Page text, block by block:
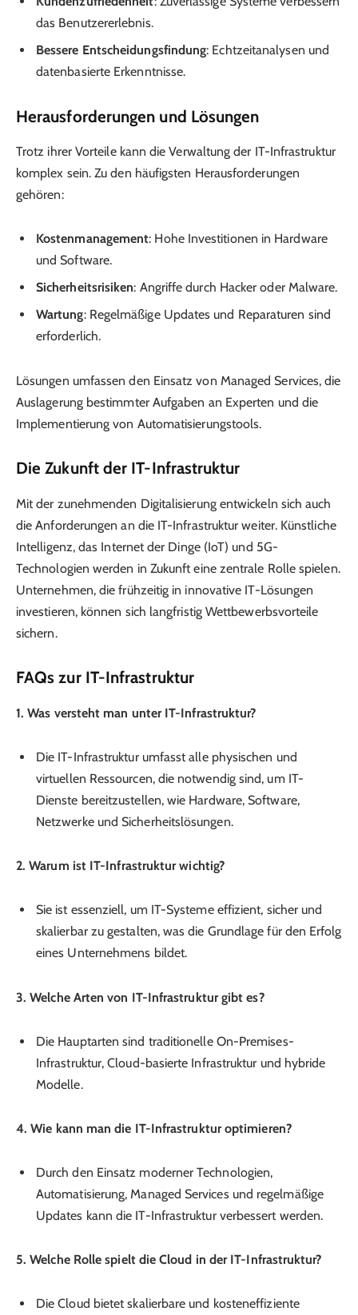
das Benutzererlebnis.
Bessere Entscheidungsfindung: Echtzeitanalysen und
datenbasierte Erkenntnisse.
Herausforderungen und Lösungen
Trotz ihrer Vorteile kann die Verwaltung der IT-Infrastruktur
komplex sein. Zu den häufigsten Herausforderungen
gehören:
Kostenmanagement: Hohe Investitionen in Hardware
und Software.
Sicherheitsrisiken: Angriffe durch Hacker oder Malware.
Wartung: Regelmäßige Updates und Reparaturen sind
erforderlich.
Lösungen umfassen den Einsatz von Managed Services, die
Auslagerung bestimmter Aufgaben an Experten und die
Implementierung von Automatisierungstools.
Die Zukunft der IT-Infrastruktur
Mit der zunehmenden Digitalisierung entwickeln sich auch
die Anforderungen an die IT-Infrastruktur weiter. Künstliche
Intelligenz, das Internet der Dinge (IoT) und 5G-
Technologien werden in Zukunft eine zentrale Rolle spielen.
Unternehmen, die frühzeitig in innovative IT-Lösungen
investieren, können sich langfristig Wettbewerbsvorteile
sichern.
FAQs zur IT-Infrastruktur
1. Was versteht man unter IT-Infrastruktur?
Die IT-Infrastruktur umfasst alle physischen und
virtuellen Ressourcen, die notwendig sind, um IT-
Dienste bereitzustellen, wie Hardware, Software,
Netzwerke und Sicherheitslösungen.
2. Warum ist IT-Infrastruktur wichtig?
Sie ist essenziell, um IT-Systeme effizient, sicher und
skalierbar zu gestalten, was die Grundlage für den Erfolg
eines Unternehmens bildet.
3. Welche Arten von IT-Infrastruktur gibt es?
Die Hauptarten sind traditionelle On-Premises-
Infrastruktur, Cloud-basierte Infrastruktur und hybride
Modelle.
4. Wie kann man die IT-Infrastruktur optimieren?
Durch den Einsatz moderner Technologien,
Automatisierung, Managed Services und regelmäßige
Updates kann die IT-Infrastruktur verbessert werden.
5. Welche Rolle spielt die Cloud in der IT-Infrastruktur?
Die Cloud bietet skalierbare und kosteneffiziente